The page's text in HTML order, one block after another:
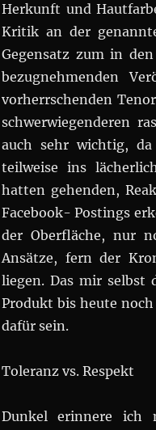
Herkunft und
Kritik an der
Gegensatz zum in
bezugnehmenden
vorherrschenden
schwerwiegenderen
auch sehr wichtig,
teilweise ins
hatten gehenden,
Facebook- Postings
der Oberfläche, nur
Ansätze, fern der
liegen. Das mir selbst
Produkt bis heute
dafür sein.
Toleranz vs. Respekt
Dunkel erinnere ich